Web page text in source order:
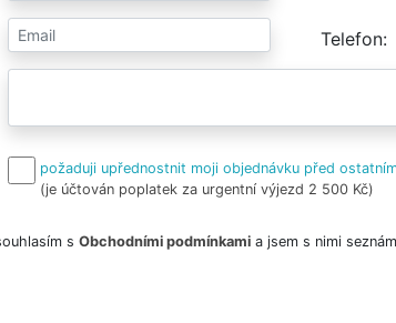
Telefon
požaduji upřednostnit moji objednávku před
(je účtován poplatek za urgentní výjezd 2 500 Kč)
s Obchodními podmínkamia jsem s nimi